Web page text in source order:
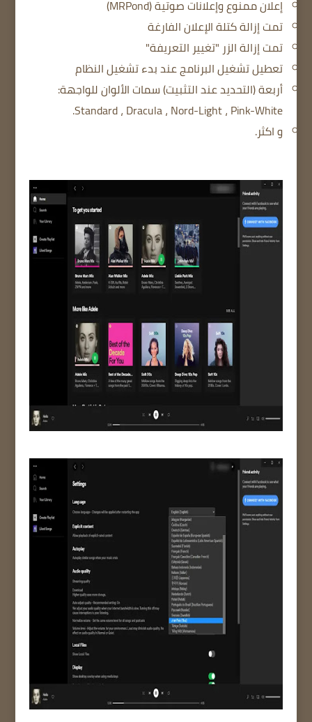
إعلان ممنوع وإعلانات صوتية (MRPond)
تمت إزالة كتلة الإعلان الفارغة
تمت إزالة الزر "تغيير التعريفة"
تعطيل تشغيل البرنامج عند بدء تشغيل النظام
أربعة (التحديد عند التثبيت) سمات الألوان للواجهة:
Standard ، Dracula ، Nord-Light ، Pink-White.
و اكثر.